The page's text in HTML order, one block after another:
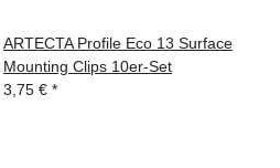
ARTECTA Profile Eco 13 Surface
Mounting Clips 10er-Set
3,75 € *